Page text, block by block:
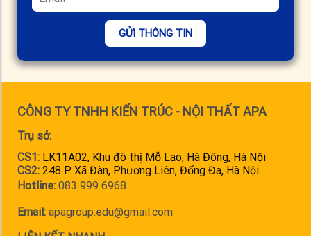
GỬI THÔNG TIN
CÔNG TY TNHH KIẾN TRÚC - NỘI THẤT APA
Trụ sở:
CS1: LK11A02, Khu đô thị Mỗ Lao, Hà Đông, Hà Nội
CS2: 248 P. Xã Đàn, Phương Liên, Đống Đa, Hà Nội
Hotline: 083 999 6968
Email: apagroup.edu@gmail.com